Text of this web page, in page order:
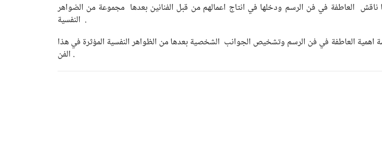
العاطفة في فن الرسم ودخلها في انتاج اعمالهم من قبل الفنانين بعدها مجموعة من الضواهر
النفسية .
اهمية العاطفة في فن الرسم وتشخيص الجوانب الشخصية بعدها من الظواهر النفسية المؤثرة في هذا
الفن .